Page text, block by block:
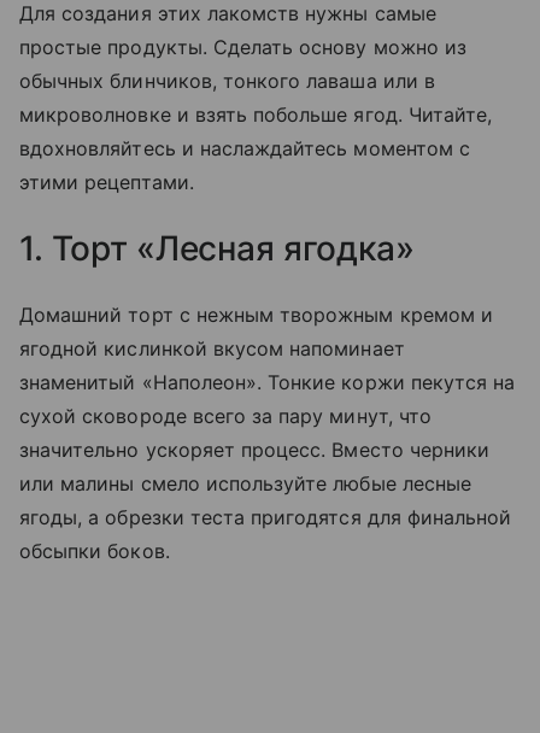
Для создания этих лакомств нужны самые
простые продукты. Сделать основу можно из
обычных блинчиков, тонкого лаваша или в
микроволновке и взять побольше ягод. Читайте,
вдохновляйтесь и наслаждайтесь моментом с
этими рецептами.
1. Торт «Лесная ягодка»
Домашний торт с нежным творожным кремом и
ягодной кислинкой вкусом напоминает
знаменитый «Наполеон». Тонкие коржи пекутся на
сухой сковороде всего за пару минут, что
значительно ускоряет процесс. Вместо черники
или малины смело используйте любые лесные
ягоды, а обрезки теста пригодятся для финальной
обсыпки боков.